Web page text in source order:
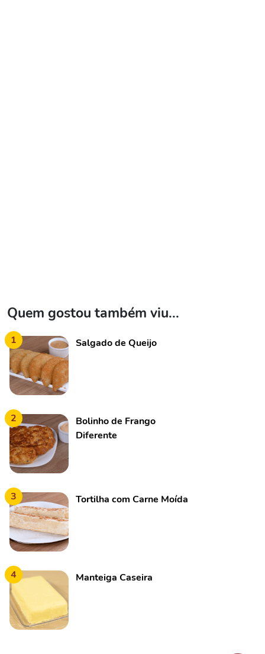
Quem gostou também viu...
1 Salgado de Queijo
2
Bolinho de Frango
Diferente
3 Tortilha com Carne Moída
4 Manteiga Caseira